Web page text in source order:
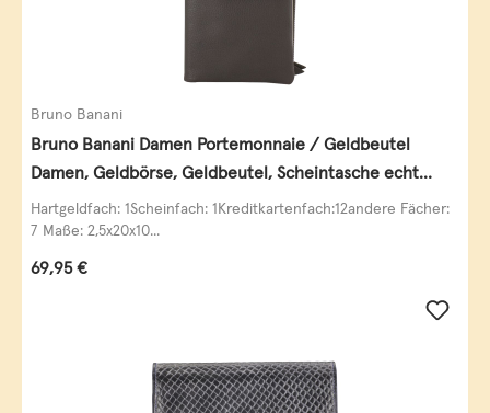
Bruno Banani
Bruno Banani Damen Portemonnaie / Geldbeutel
Damen, Geldbörse, Geldbeutel, Scheintasche echt
Leder
Hartgeldfach: 1Scheinfach: 1Kreditkartenfach:12andere Fächer:
7 Maße: 2,5x20x10...
Regulärer Preis:
69,95 €